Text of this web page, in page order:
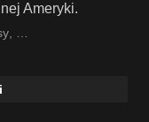
Ameryki.
,